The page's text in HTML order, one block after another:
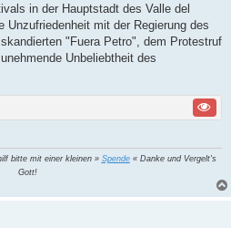
in der Hauptstadt des Valle del
Unzufriedenheit mit der Regierung des
"Fuera Petro", dem Protestruf
Unbeliebtheit des
bitte mit einer kleinen » Spende« Danke und Vergelt's
Gott!